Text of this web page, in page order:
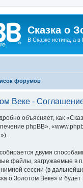
Сказка о
В Сказке истина, а в
форумов
Веке -
объясняет, как
phpBB»,
двумя
файлы, загружаемые в
сессии (в
о Золотом Веке» и